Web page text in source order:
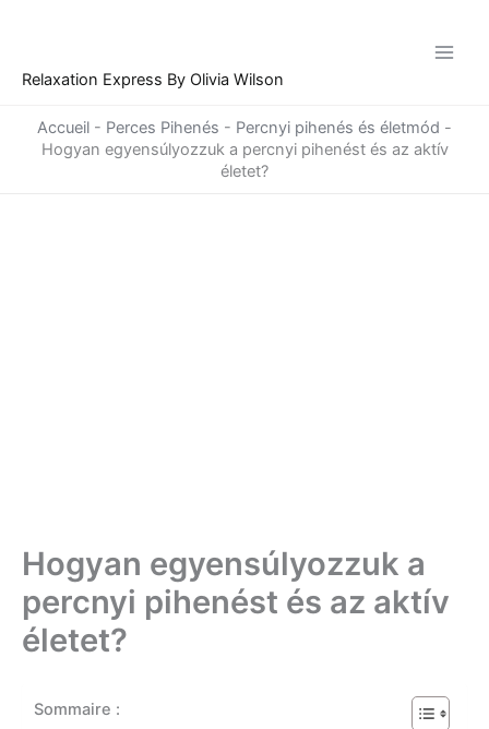
Relaxation Express By Olivia Wilson
Accueil - Perces Pihenés - Percnyi pihenés és életmód -
Hogyan egyensúlyozzuk a percnyi pihenést és az aktív
életet?
Hogyan egyensúlyozzuk a
percnyi pihenést és az aktív
életet?
Sommaire :